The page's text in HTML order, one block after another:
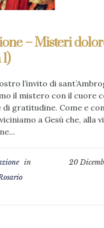
– Misteri
l’invito di
il mistero con il cuore
di gratitudine. Come e
a Gesù che, alla
20
in